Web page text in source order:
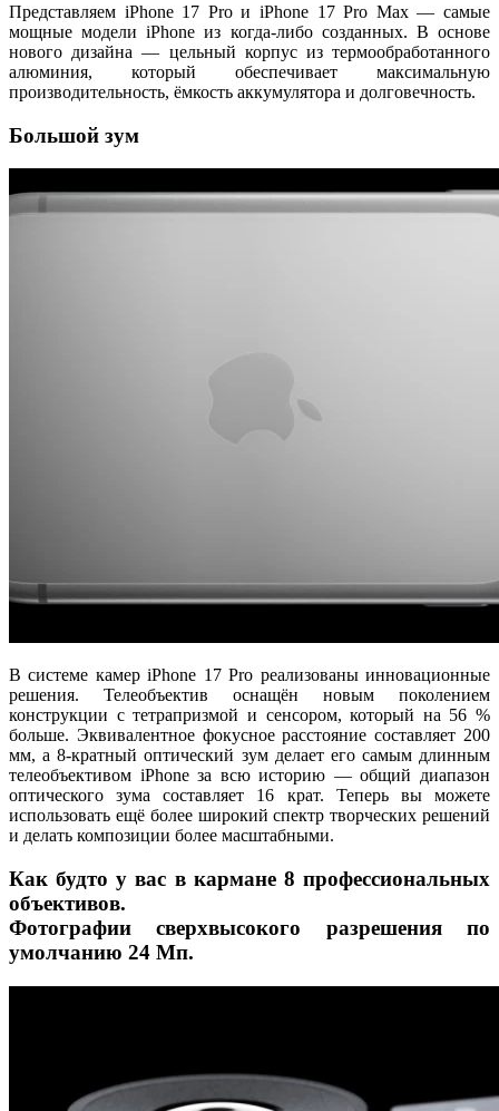
Представляем iPhone 17 Pro и iPhone 17 Pro Max — самые
мощные модели iPhone из когда-либо созданных. В основе
нового дизайна — цельный корпус из термообработанного
алюминия, который обеспечивает максимальную
производительность, ёмкость аккумулятора и долговечность.
Большой зум
В системе камер iPhone 17 Pro реализованы инновационные
решения. Телеобъектив оснащён новым поколением
конструкции с тетрапризмой и сенсором, который на 56 %
больше. Эквивалентное фокусное расстояние составляет 200
мм, а 8-кратный оптический зум делает его самым длинным
телеобъективом iPhone за всю историю — общий диапазон
оптического зума составляет 16 крат. Теперь вы можете
использовать ещё более широкий спектр творческих решений
и делать композиции более масштабными.
Как будто у вас в кармане 8 профессиональных
объективов.
Фотографии сверхвысокого разрешения по
умолчанию 24 Мп.